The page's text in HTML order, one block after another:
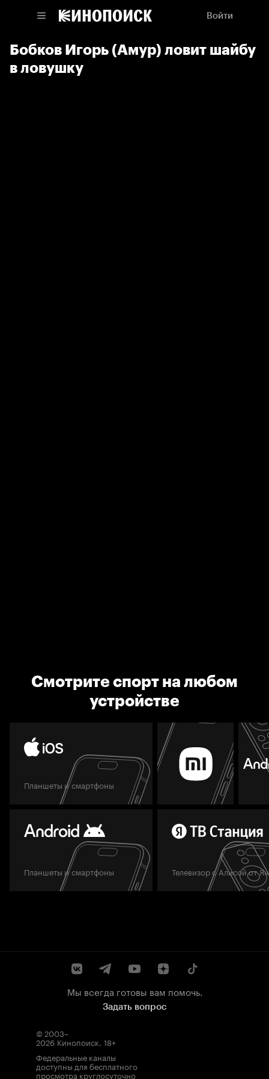
Войти
Бобков Игорь (Амур) ловит шайбу
в ловушку
Смотрите спорт на любом
устройстве
Планшеты и смартфоны
Планшеты и смартфоны Телевизор с Алисой от
Мы всегда готовы вам помочь.
Задать вопрос
© 2003–
2026 Кинопоиск. 18+
Федеральные каналы
доступны для бесплатного
просмотра круглосуточно